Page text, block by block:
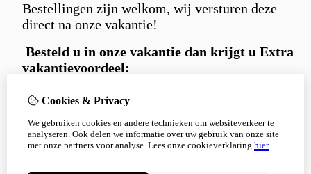
Cookies & Privacy
We gebruiken cookies en andere technieken om websiteverkeer te
analyseren. Ook delen we informatie over uw gebruik van onze site
met onze partners voor analyse. Lees onze cookieverklaring hier
Bestellingen zijn welkom, wij versturen deze
direct na onze vakantie!
Besteld u in onze vakantie dan krijgt u Extra
vakantievoordeel:
Gratis Carniwell hondensnack extraatje
bij iedere bestelling.
en 5% kortingmet kortingscode:
Korting5%
Bedankt voor je begrip en alvast een fijne